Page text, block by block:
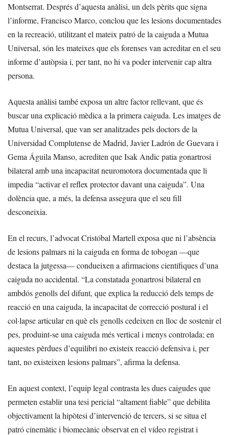
Montserrat. Després d’aquesta anàlisi, un dels pèrits que signa
l’informe, Francisco Marco, conclou que les lesions documentades
en la recreació, utilitzant el mateix patró de la caiguda a Mutua
Universal, són les mateixes que els forenses van acreditar en el seu
informe d’autòpsia i, per tant, no hi va poder intervenir cap altra
persona.
Aquesta anàlisi també exposa un altre factor rellevant, que és
buscar una explicació mèdica a la primera caiguda. Les imatges de
Mutua Universal, que van ser analitzades pels doctors de la
Universidad Complutense de Madrid, Javier Ladrón de Guevara i
Gema Águila Manso, acrediten que Isak Andic patia gonartrosi
bilateral amb una incapacitat neuromotora documentada que li
impedia “activar el reflex protector davant una caiguda”. Una
dolència que, a més, la defensa assegura que el seu fill
desconeixia.
En el recurs, l’advocat Cristóbal Martell exposa que ni l’absència
de lesions palmars ni la caiguda en forma de tobogan —que
destaca la jutgessa— condueixen a afirmacions científiques d’una
caiguda no accidental. “La constatada gonartrosi bilateral en
ambdós genolls del difunt, que explica la reducció dels temps de
reacció en una caiguda, la incapacitat de correcció postural i el
col·lapse articular en què els genolls cedeixen en lloc de sostenir el
pes, produint-se una caiguda més vertical i menys controlada; en
aquestes pèrdues d’equilibri no existeix reacció defensiva i, per
tant, no existeixen lesions palmars”, afirma la defensa.
En aquest context, l’equip legal contrasta les dues caigudes que
permeten establir una tesi pericial “altament fiable” que debilita
objectivament la hipòtesi d’intervenció de tercers, si se situa el
patró cinemàtic i biomecànic observat en el vídeo registrat i